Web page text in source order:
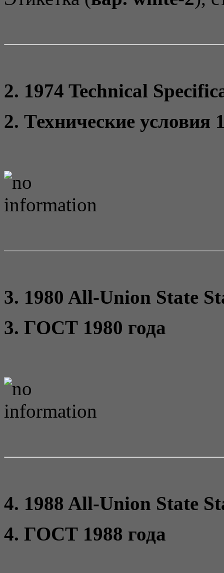
2. 1974 Technical
2. Технические условия
3. 1980 All-Union State
3. ГОСТ 1980 года
4. 1988 All-Union State
4. ГОСТ 1988 года